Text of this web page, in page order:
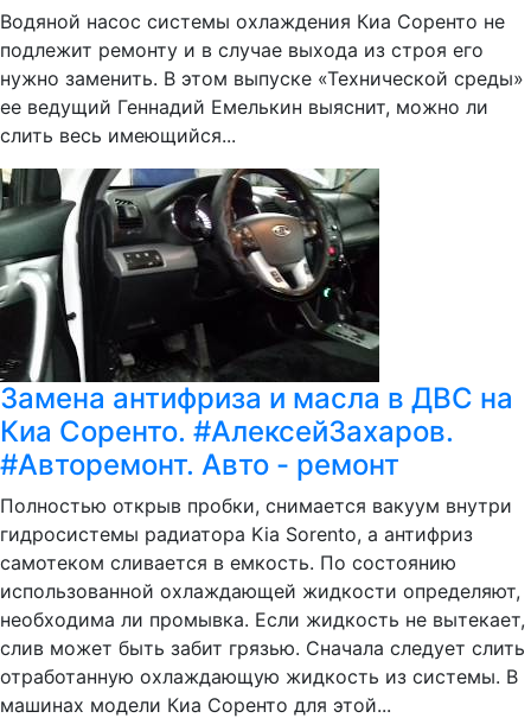
Водяной насос системы охлаждения Киа Соренто не
подлежит ремонту и в случае выхода из строя его
нужно заменить. В этом выпуске «Технической среды»
ее ведущий Геннадий Емелькин выяснит, можно ли
слить весь имеющийся...
Замена антифриза и масла в ДВС на
Киа Соренто. #АлексейЗахаров.
#Авторемонт. Авто - ремонт
Полностью открыв пробки, снимается вакуум внутри
гидросистемы радиатора Kia Sorento, а антифриз
самотеком сливается в емкость. По состоянию
использованной охлаждающей жидкости определяют,
необходима ли промывка. Если жидкость не вытекает,
слив может быть забит грязью. Сначала следует слить
отработанную охлаждающую жидкость из системы. В
машинах модели Киа Соренто для этой...